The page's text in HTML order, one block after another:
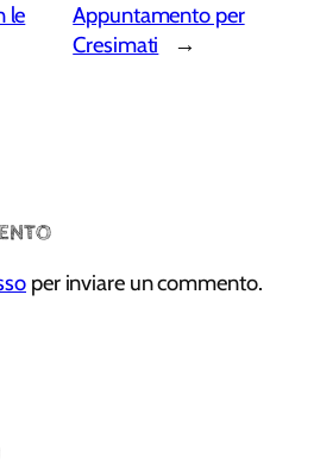
le
Appuntamento per
Cresimati
→
per inviare un commento.